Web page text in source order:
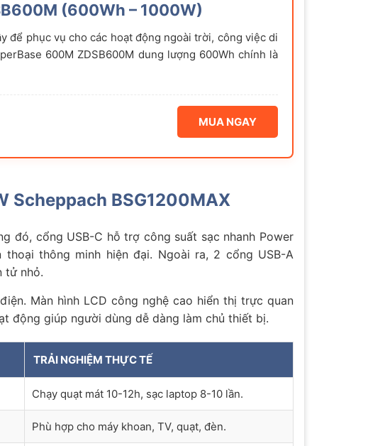
(600Wh – 1000W)
để phục vụ cho các hoạt động ngoài trời, công việc di
600M ZDSB600M dung lượng 600Wh chính là
MUA NGAY
Scheppach BSG1200MAX
đó, cổng USB-C hỗ trợ công suất sạc nhanh Power
thông minh hiện đại. Ngoài ra, 2 cổng USB-A
tử nhỏ.
Màn hình LCD công nghệ cao hiển thị trực quan
động giúp người dùng dễ dàng làm chủ thiết bị.
TRẢI NGHIỆM THỰC TẾ
Chạy quạt mát 10-12h, sạc laptop 8-10 lần.
Phù hợp cho máy khoan, TV, quạt, đèn.